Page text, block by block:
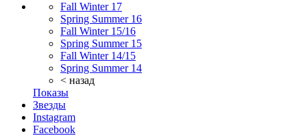
Fall Winter 17
Spring Summer 16
Fall Winter 15/16
Spring Summer 15
Fall Winter 14/15
Spring Summer 14
< назад
Показы
Звезды
Instagram
Facebook